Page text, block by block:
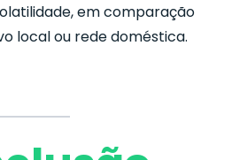
em comparação
local ou rede doméstica.